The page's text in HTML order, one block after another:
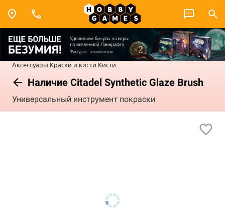
Аксессуары Краски и кисти Кисти
Наличие Citadel Synthetic Glaze Brush
Универсальный инструмент покраски